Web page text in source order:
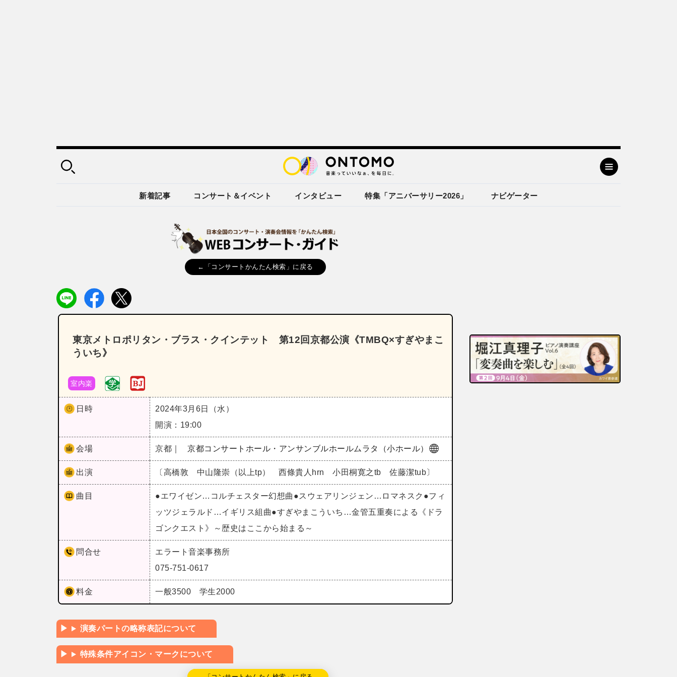
新着記事 コンサート＆イベント インタビュー 特集「アニバーサリー2026」 ナビゲーター
←「コンサートかんたん検索」に戻る
東京メトロポリタン・ブラス・クインテット 第12回京都公演《TMBQ×すぎやまこ
ういち》
室内楽
日時
2024年3月6日（水）
開演：19:00
会場 京都｜ 京都コンサートホール・アンサンブルホールムラタ（小ホール）
出演 〔高橋敦 中山隆崇（以上tp） 西條貴人hrn 小田桐寛之tb 佐藤潔tub〕
曲目
●エワイゼン…コルチェスター幻想曲●スウェアリンジェン…ロマネスク●フィ
ッツジェラルド…イギリス組曲●すぎやまこういち…金管五重奏による《ドラ
ゴンクエスト》～歴史はここから始まる～
問合せ
エラート音楽事務所
075-751-0617
料金 一般3500 学生2000
演奏パートの略称表記について
特殊条件アイコン・マークについて